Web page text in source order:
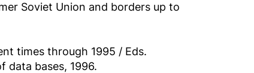
Soviet Union and borders up to
times through 1995 / Eds.
data bases, 1996.